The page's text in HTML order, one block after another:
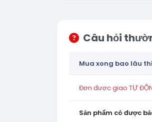
Câu hỏi
Mua xong bao lâu
Đơn được giao TỰ
Sản phẩm có được